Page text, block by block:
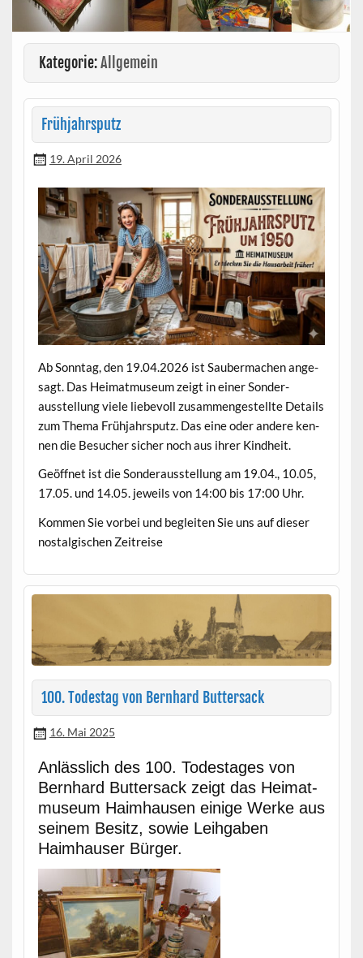
Kategorie:Allgemein
Frühjahrsputz
19. April 2026
Ab Son­ntag, den 19.04.2026 ist Sauber­ma­chen ange­
sagt. Das Heimat­mu­se­um zeigt in ein­er Son­der­
ausstel­lung viele liebevoll zusam­mengestellte Details
zum The­ma Früh­jahrsputz. Das eine oder andere ken­
nen die Besuch­er sich­er noch aus ihrer Kindheit.
Geöffnet ist die Son­der­ausstel­lung am 19.04., 10.05,
17.05. und 14.05. jew­eils von 14:00 bis 17:00 Uhr.
Kom­men Sie vor­bei und begleit­en Sie uns auf dieser
nos­tal­gis­chen Zeitreise
100. Todestag von Bernhard Buttersack
16. Mai 2025
Anlässlich des 100. Todestages von
Bern­hard But­ter­sack zeigt das Heimat­
mu­se­um Haimhausen einige Werke aus
seinem Besitz, sowie Lei­h­gaben
Haimhauser Bürger.